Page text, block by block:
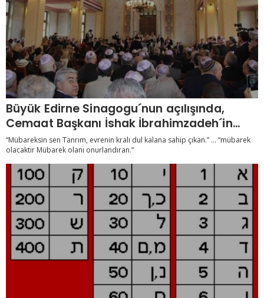
Büyük Edirne Sinagogu´nun açılışında,
Cemaat Başkanı İshak İbrahimzadeh´in
konuşmasının tam metni
“Mübareksin sen Tanrım, evrenin kralı dul kalana sahip çıkan.” ... “mübarek
olacaktır Mübarek olanı onurlandıran.”